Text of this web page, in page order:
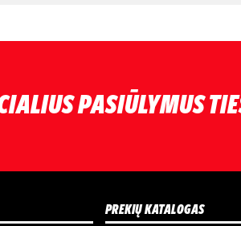
PASIŪLYMUS
PREKIŲ KATALOGAS